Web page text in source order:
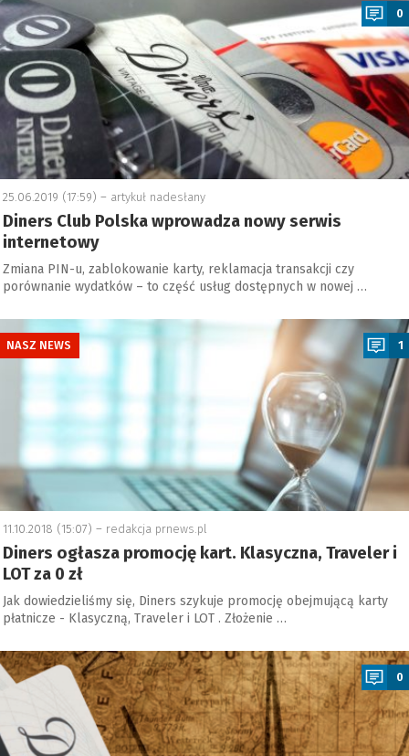
0
25.06.2019 (17:59) – artykuł nadesłany
Diners Club Polska wprowadza nowy serwis
internetowy
Zmiana PIN-u, zablokowanie karty, reklamacja transakcji czy
porównanie wydatków – to część usług dostępnych w nowej …
NASZ NEWS 1
11.10.2018 (15:07) – redakcja prnews.pl
Diners ogłasza promocję kart. Klasyczna, Traveler i
LOT za 0 zł
Jak dowiedzieliśmy się, Diners szykuje promocję obejmującą karty
płatnicze - Klasyczną, Traveler i LOT . Złożenie …
0